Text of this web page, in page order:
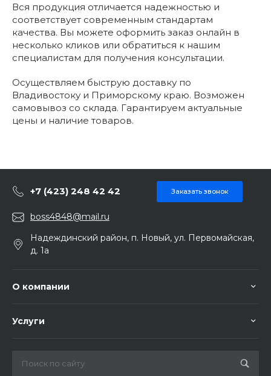
Вся продукция отличается надежностью и
соответствует современным стандартам
качества. Вы можете оформить заказ онлайн в
несколько кликов или обратиться к нашим
специалистам для получения консультации.
Осуществляем быструю доставку по
Владивостоку и Приморскому краю. Возможен
самовывоз со склада. Гарантируем актуальные
цены и наличие товаров.
+7 (423) 248 42 42 Заказать звонок
boss4848@mail.ru
Надеждинский район, п. Новый, ул. Первомайская,
д. 1а
О компании
Услуги